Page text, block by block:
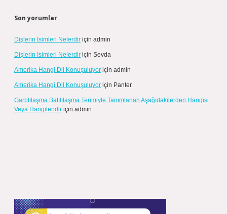
Son yorumlar
Dişlerin Isimleri Nelerdir için admin
Dişlerin Isimleri Nelerdir için Sevda
Amerika Hangi Dil Konuşuluyor için admin
Amerika Hangi Dil Konuşuluyor için Panter
Garblılaşma Batılılaşma Terimiyle Tanımlanan Aşağıdakilerden Hangisi
Veya Hangileridir için admin